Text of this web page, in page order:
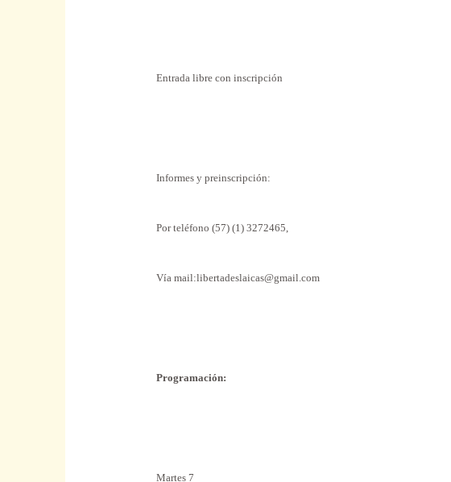
Entrada libre con inscripción
Informes y preinscripción:
Por teléfono (57) (1) 3272465,
Vía mail:libertadeslaicas@gmail.com
Programación:
Martes 7